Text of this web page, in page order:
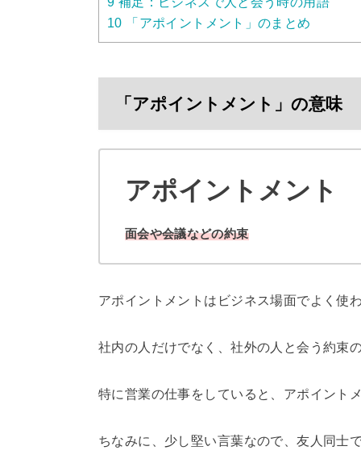
10 「アポイントメント」のまとめ
「アポイントメント」の意味
アポイントメント
面会や会議などの約束
アポイントメントはビジネス場面でよく使
社内の人だけでなく、社外の人と会う約束
特に営業の仕事をしていると、アポイント
ちなみに、少し堅い言葉なので、友人同士